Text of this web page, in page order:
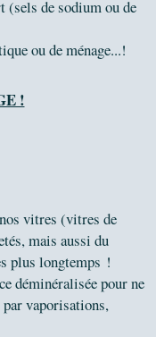
(sels de sodium ou de
ou de ménage...!
!
vitres (vitres de
mais aussi du
plus longtemps !
déminéralisée pour ne
vaporisations,